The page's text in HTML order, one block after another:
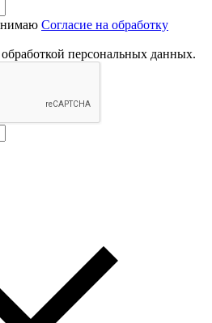
Согласие на обработку
персональных данных.